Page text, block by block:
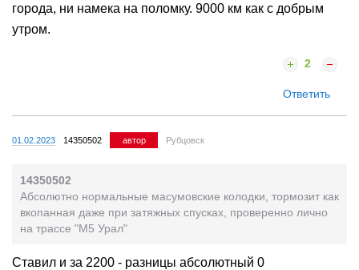
города, ни намека на поломку. 9000 км как с добрым
утром.
2
Ответить
01.02.2023 14350502 автор Рубцовск
14350502
Абсолютно нормальные масумовские колодки, тормозит как
вкопанная даже при затяжных спусках, проверенно лично
на трассе "M5 Урал"
Ставил и за 2200 - разницы абсолютный 0